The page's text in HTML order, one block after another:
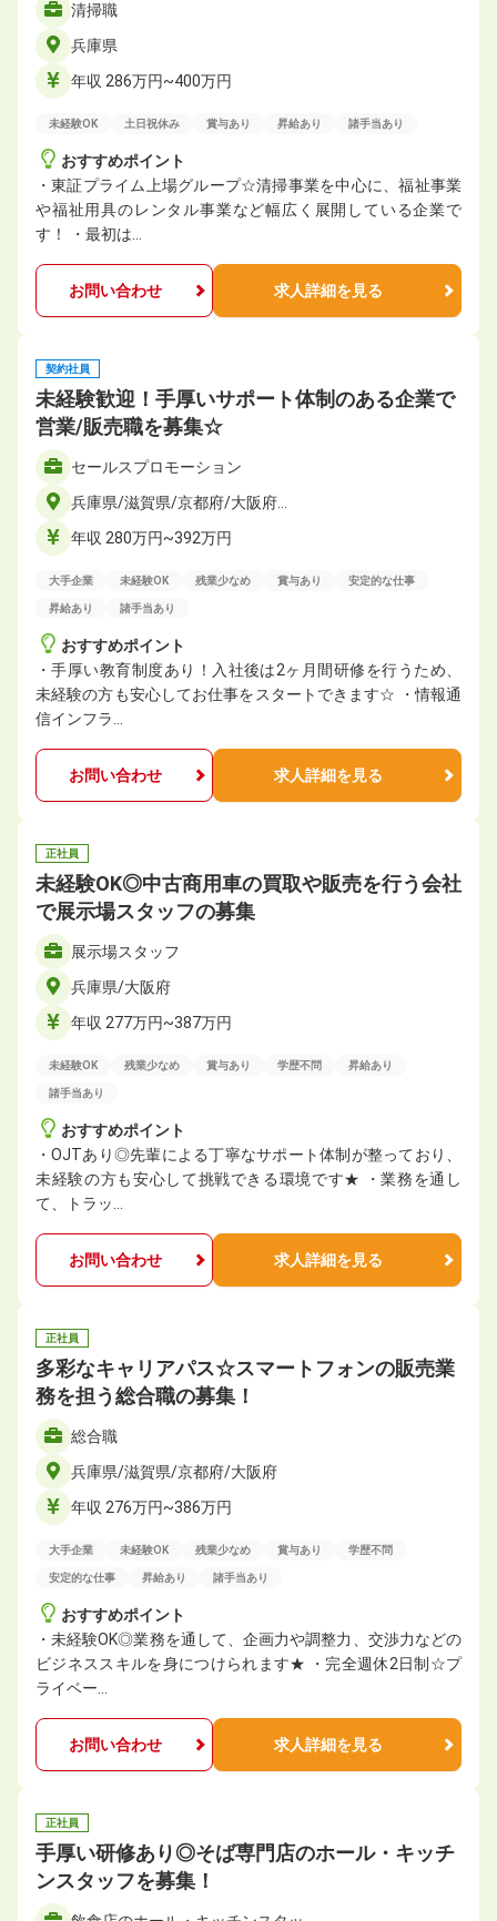
清掃職
兵庫県
年収 286万円~400万円
未経験OK 土日祝休み 賞与あり 昇給あり 諸手当あり
おすすめポイント
・東証プライム上場グループ☆清掃事業を中心に、福祉事業
や福祉用具のレンタル事業など幅広く展開している企業で
す！ ・最初は…
お問い合わせ 求人詳細を見る
契約社員
未経験歓迎！手厚いサポート体制のある企業で
営業/販売職を募集☆
セールスプロモーション
兵庫県/滋賀県/京都府/大阪府…
年収 280万円~392万円
大手企業 未経験OK 残業少なめ 賞与あり 安定的な仕事
昇給あり 諸手当あり
おすすめポイント
・手厚い教育制度あり！入社後は2ヶ月間研修を行うため、
未経験の方も安心してお仕事をスタートできます☆ ・情報通
信インフラ…
お問い合わせ 求人詳細を見る
正社員
未経験OK◎中古商用車の買取や販売を行う会社
で展示場スタッフの募集
展示場スタッフ
兵庫県/大阪府
年収 277万円~387万円
未経験OK 残業少なめ 賞与あり 学歴不問 昇給あり
諸手当あり
おすすめポイント
・OJTあり◎先輩による丁寧なサポート体制が整っており、
未経験の方も安心して挑戦できる環境です★ ・業務を通し
て、トラッ…
お問い合わせ 求人詳細を見る
正社員
多彩なキャリアパス☆スマートフォンの販売業
務を担う総合職の募集！
総合職
兵庫県/滋賀県/京都府/大阪府
年収 276万円~386万円
大手企業 未経験OK 残業少なめ 賞与あり 学歴不問
安定的な仕事 昇給あり 諸手当あり
おすすめポイント
・未経験OK◎業務を通して、企画力や調整力、交渉力などの
ビジネススキルを身につけられます★ ・完全週休2日制☆プ
ライベー…
お問い合わせ 求人詳細を見る
正社員
手厚い研修あり◎そば専門店のホール・キッチ
ンスタッフを募集！